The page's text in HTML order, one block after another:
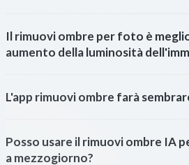
Il rimuovi ombre per foto è
aumento della luminosità
L'app rimuovi ombre farà
Posso usare il rimuovi ombre IA
a mezzogiorno?